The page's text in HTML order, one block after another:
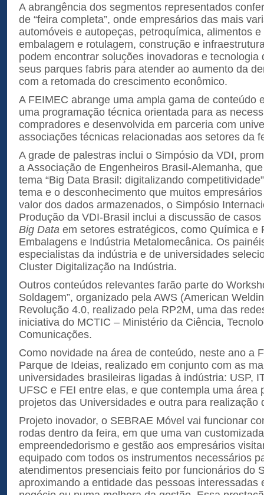
A abrangência dos segmentos representados
de “feira completa”, onde empresários das mais
automóveis e autopeças, petroquímica, alimentos
embalagem e rotulagem, construção e
podem encontrar soluções inovadoras e tecnologia
seus parques fabris para atender ao aumento da
com a retomada do crescimento econômico.
A FEIMEC abrange uma ampla gama de conteúdo
uma programação técnica orientada para as
compradores e desenvolvida em parceria com
associações técnicas relacionadas aos setores da
A grade de palestras inclui o Simpósio da VDI,
a Associação de Engenheiros Brasil-Alemanha,
tema “Big Data Brasil: digitalizando
tema e o desconhecimento que muitos
valor dos dados armazenados, o Simpósio
Produção da VDI-Brasil inclui a discussão de
Big Data em setores estratégicos, como Química e
Embalagens e Indústria Metalomecânica. Os
especialistas da indústria e de universidades
Cluster Digitalização na Indústria.
Outros conteúdos relevantes farão parte do
Soldagem”, organizado pela AWS (American
Revolução 4.0, realizado pela RP2M, uma das
iniciativa do MCTIC – Ministério da Ciência,
Comunicações.
Como novidade na área de conteúdo, neste ano a
Parque de Ideias, realizado em conjunto com as
universidades brasileiras ligadas à indústria: USP,
UFSC e FEI entre elas, e que contempla uma área
projetos das Universidades e outra para realização
Projeto inovador, o SEBRAE Móvel vai funcionar
rodas dentro da feira, em que uma van
empreendedorismo e gestão aos empresários
equipado com todos os instrumentos necessários
atendimentos presenciais feito por funcionários do
aproximando a entidade das pessoas interessadas